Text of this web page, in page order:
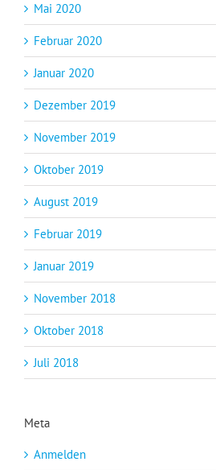
Mai 2020
Februar 2020
Januar 2020
Dezember 2019
November 2019
Oktober 2019
August 2019
Februar 2019
Januar 2019
November 2018
Oktober 2018
Juli 2018
Meta
Anmelden